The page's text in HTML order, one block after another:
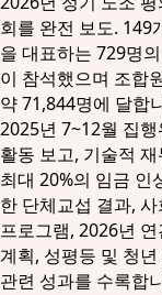
회를 완전 보도. 149
을 대표하는 729명
이 참석했으며 조합
약 71,844명에 달합
2025년 7~12월 집행
활동 보고, 기술적
최대 20%의 임금 인
한 단체교섭 결과, 사
프로그램, 2026년
계획, 성평등 및 청년
관련 성과를 수록합